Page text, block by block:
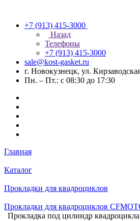
+7 (913) 415-3000
Назад
Телефоны
+7 (913) 415-3000
sale@kost-gasket.ru
г. Новокузнецк, ул.
Пн. – Пт.: с 08:30 до 17:30
Главная
Каталог
Прокладки для квадроциклов
Прокладки для квадроциклов
Прокладка под цилиндр